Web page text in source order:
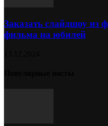
Заказать слайдшоу из
фильма на юбилей